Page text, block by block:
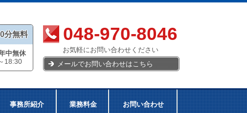
分無料
中無休
18:30
048-970-8046
お気軽にお問い合わせください
メールでお問い合わせはこちら
事務所紹介 業務料金 お問い合わせ